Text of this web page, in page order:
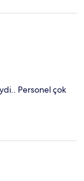
Personel çok